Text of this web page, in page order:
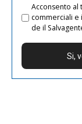
Acconsento al
commerciali e
de il